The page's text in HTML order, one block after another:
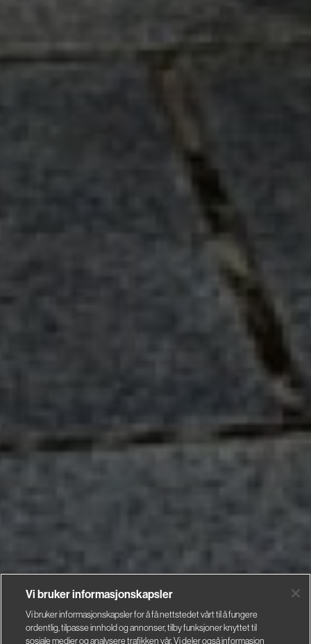
Vi bruker informasjonskapsler
Vi bruker informasjonskapsler for å få nettstedet vårt til å fungere
ordentlig, tilpasse innhold og annonser, tilby funksjoner knyttet til
sosiale medier og analysere trafikken vår. Vi deler også informasjon